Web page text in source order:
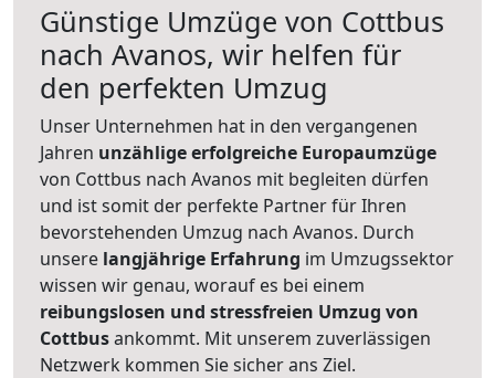
Günstige Umzüge von Cottbus
nach Avanos, wir helfen für
den perfekten Umzug
Unser Unternehmen hat in den vergangenen
Jahren unzählige erfolgreiche Europaumzüge
von Cottbus nach Avanos mit begleiten dürfen
und ist somit der perfekte Partner für Ihren
bevorstehenden Umzug nach Avanos. Durch
unsere langjährige Erfahrung im Umzugssektor
wissen wir genau, worauf es bei einem
reibungslosen und stressfreien Umzug von
Cottbusankommt. Mit unserem zuverlässigen
Netzwerk kommen Sie sicher ans Ziel.